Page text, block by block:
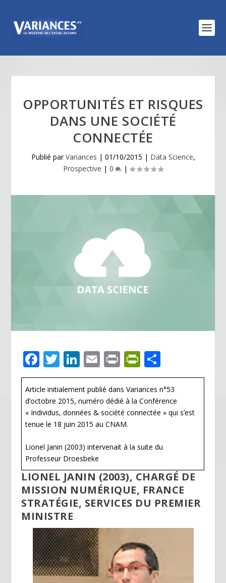
OPPORTUNITÉS ET RISQUES
DANS UNE SOCIÉTÉ
CONNECTÉE
Publié parVariances | 01/10/2015 | Data Science,
Prospective | 0 |
F
ac
e
b
o
o
k
T
w
itt
er
Li
n
k
e
dI
n
E
m
ai
l
Pr
in
t
Pr
in
tF
ri
n
dl
y
ar
ta
g
er
Article initialement publié dans Variances n°53
d’octobre 2015, numéro dédié à la Conférence
« Individus, données & société connectée » qui s’est
tenue le 18 juin 2015 au CNAM.
Lionel Janin (2003) intervenait à la suite du
Professeur Droesbeke
LIONEL JANIN (2003), CHARGÉ DE
MISSION NUMÉRIQUE, FRANCE
STRATÉGIE, SERVICES DU PREMIER
MINISTRE